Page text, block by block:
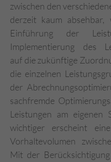
zwischen den
derzeit kaum absehbar,
Einführung der
Implementierung des
auf die zukünftige
die einzelnen
der
sachfremde
Leistungen am eigenen
wichtiger erscheint
Vorhaltevolumen
Mit der